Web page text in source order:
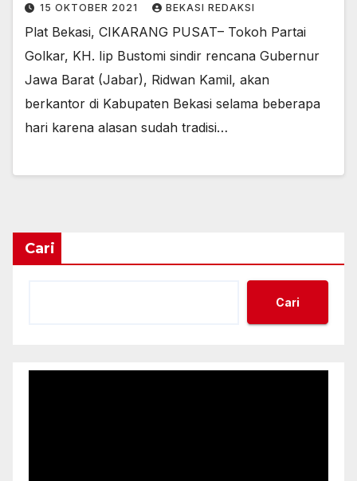
15 OKTOBER 2021 BEKASI REDAKSI
Plat Bekasi, CIKARANG PUSAT– Tokoh Partai
Golkar, KH. Iip Bustomi sindir rencana Gubernur
Jawa Barat (Jabar), Ridwan Kamil, akan
berkantor di Kabupaten Bekasi selama beberapa
hari karena alasan sudah tradisi…
Cari
Cari